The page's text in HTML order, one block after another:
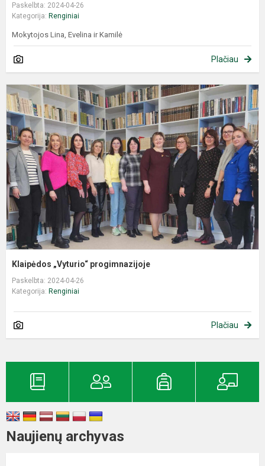
Paskelbta: 2024-04-26
Kategorija: Renginiai
Mokytojos Lina, Evelina ir Kamilė
Plačiau
Klaipėdos „Vyturio“ progimnazijoje
Paskelbta: 2024-04-26
Kategorija: Renginiai
Plačiau
Naujienų archyvas